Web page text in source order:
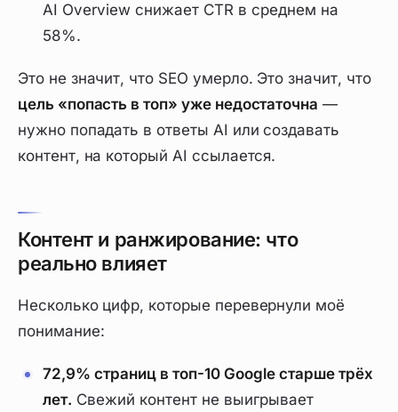
AI Overview снижает CTR в среднем на
58%.
Это не значит, что SEO умерло. Это значит, что
цель «попасть в топ» уже недостаточна —
нужно попадать в ответы AI или создавать
контент, на который AI ссылается.
Контент и ранжирование: что
реально влияет
Несколько цифр, которые перевернули моё
понимание:
72,9% страниц в топ-10 Google старше трёх
лет. Свежий контент не выигрывает